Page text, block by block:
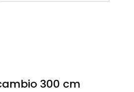
300 cm